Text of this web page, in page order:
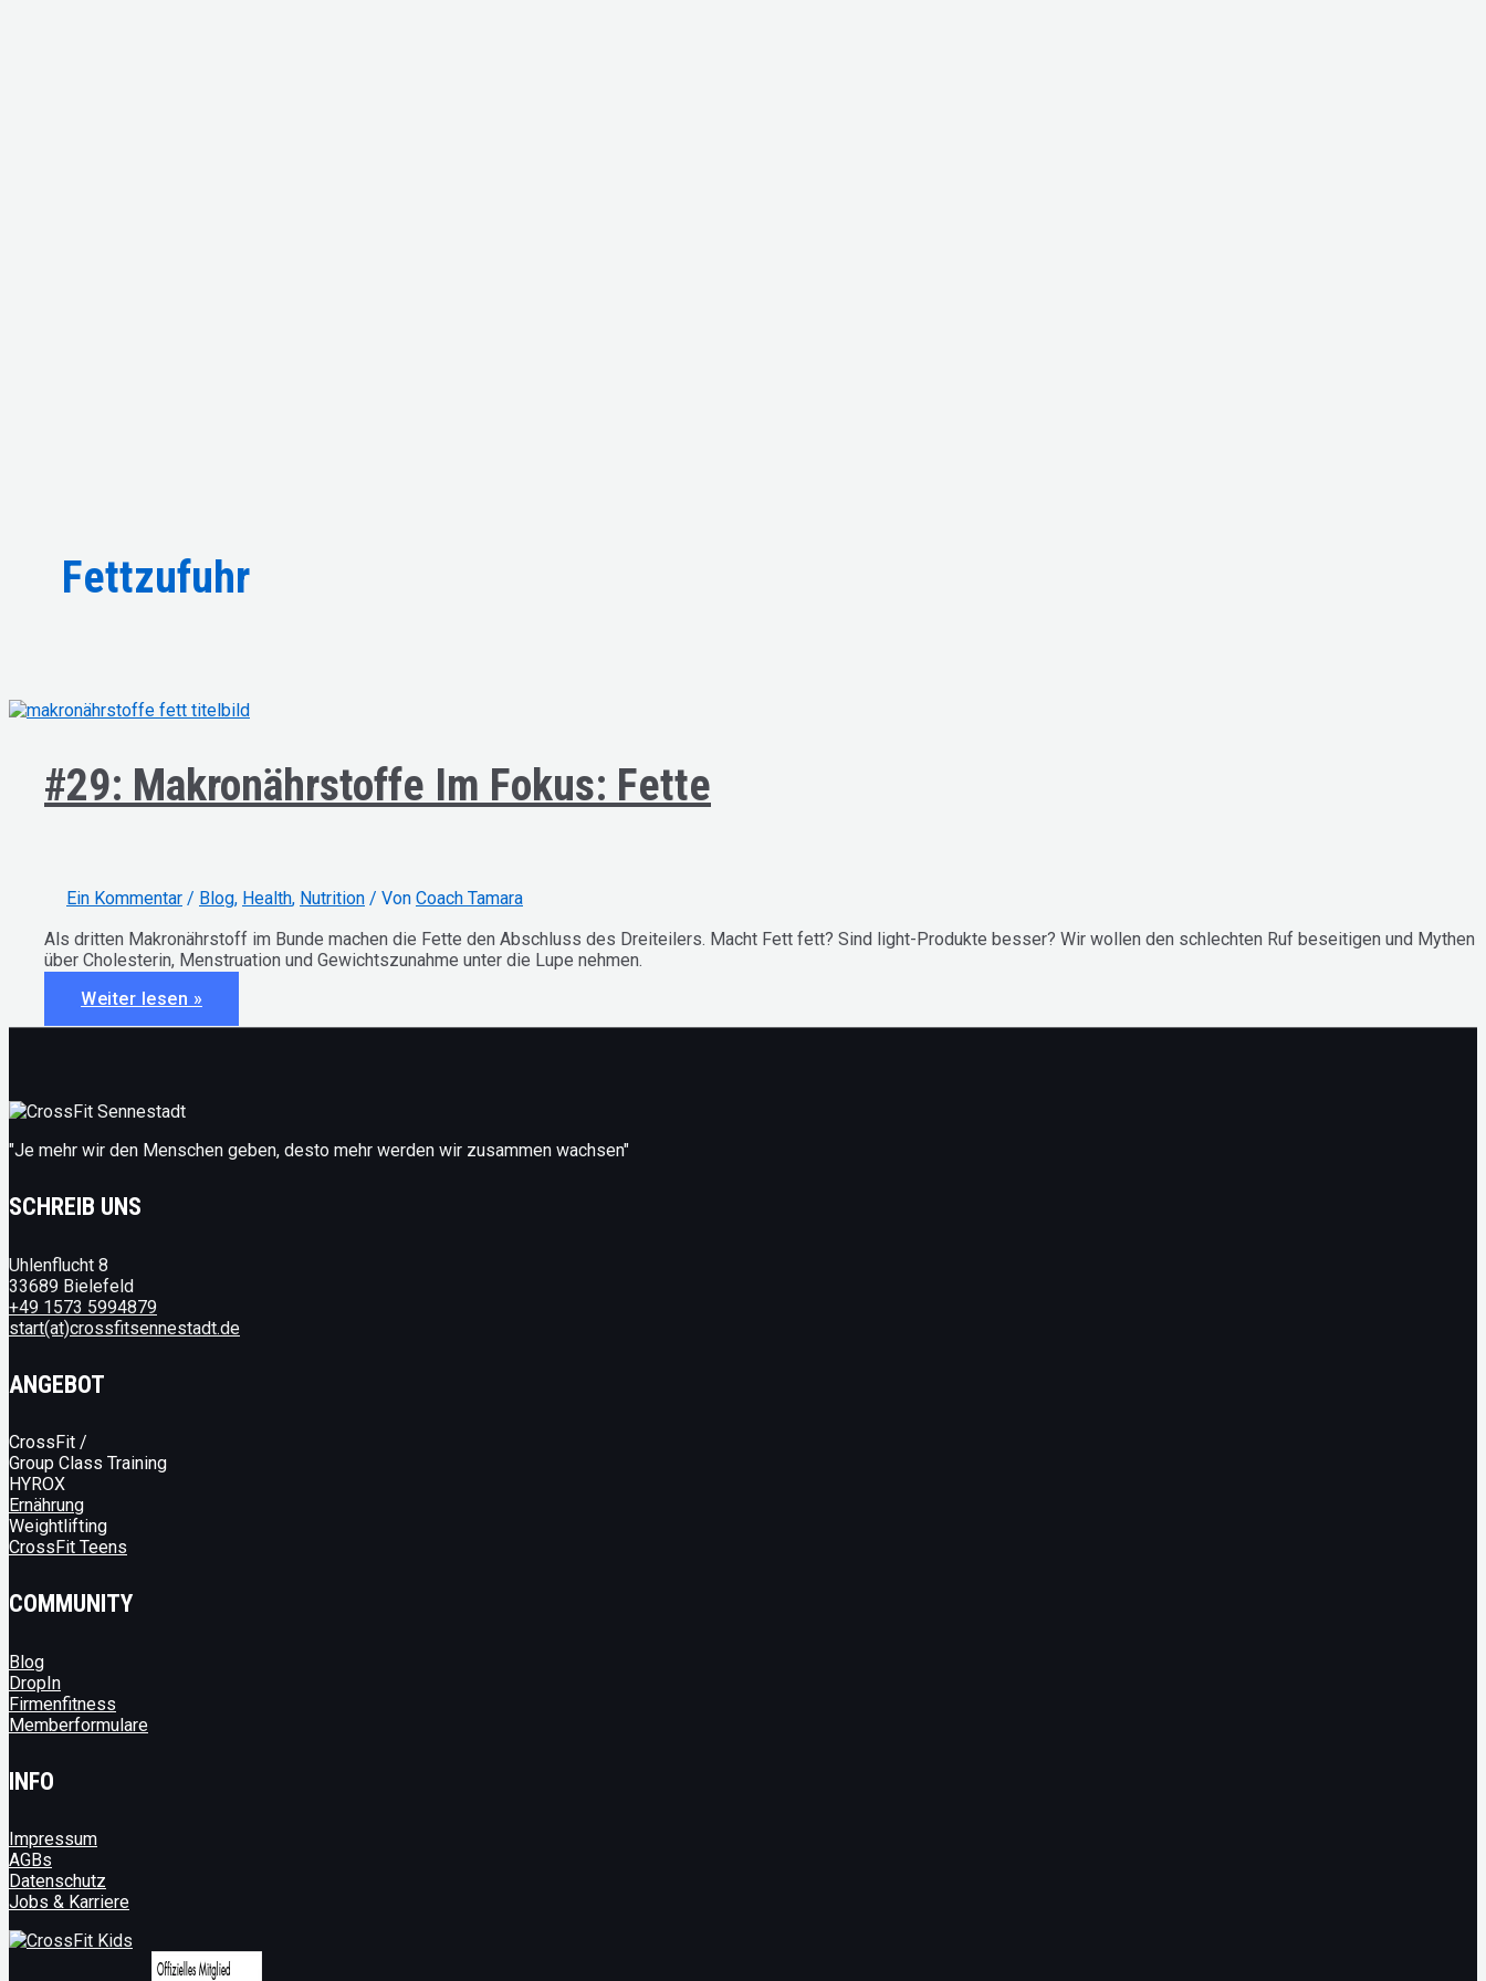
Fettzufuhr
#29: Makronährstoffe Im Fokus: Fette
Ein Kommentar / Blog, Health, Nutrition / Von Coach Tamara
Als dritten Makronährstoff im Bunde machen die Fette den Abschluss des Dreiteilers. Macht Fett fett? Sind light-Produkte besser? Wir wollen den schlechten Ruf beseitigen und Mythen
über Cholesterin, Menstruation und Gewichtszunahme unter die Lupe nehmen.
#29:
Makronährstoffe
im
Weiter lesen »
"Je mehr wir den Menschen geben, desto mehr werden wir zusammen wachsen"
SCHREIB UNS
Uhlenflucht 8
33689 Bielefeld
+49 1573 5994879
start(at)crossfitsennestadt.de
ANGEBOT
CrossFit /
Group Class Training
HYROX
Ernährung
Weightlifting
CrossFit Teens
COMMUNITY
Blog
DropIn
Firmenfitness
Memberformulare
INFO
Impressum
AGBs
Datenschutz
Jobs & Karriere